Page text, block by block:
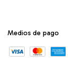
Medios de pago